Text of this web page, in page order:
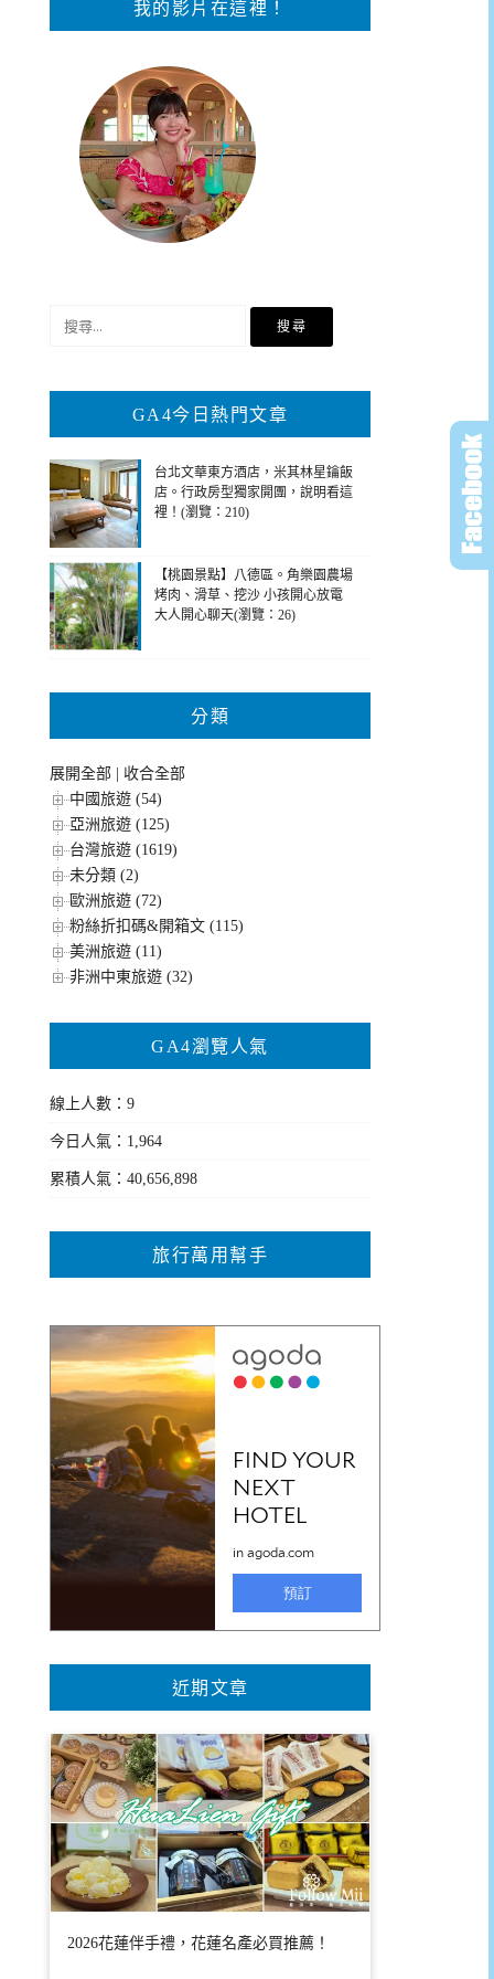
我的影片在這裡！
鍵
GA4今日熱門文章
台北文華東方酒店，米其林星鑰飯
店。行政房型獨家開團，說明看這
裡！(瀏覽：210)
【桃園景點】八德區。角樂園農場
烤肉、滑草、挖沙 小孩開心放電
大人開心聊天(瀏覽：26)
分類
展開全部
收合全部
中國旅遊 (54)
亞洲旅遊 (125)
台灣旅遊 (1619)
未分類 (2)
歐洲旅遊 (72)
粉絲折扣碼&開箱文 (115)
美洲旅遊 (11)
非洲中東旅遊 (32)
GA4瀏覽人氣
線上人數：9
今日人氣：1,964
累積人氣：40,656,898
旅行萬用幫手
近期文章
2026花蓮伴手禮，花蓮名產必買推薦！